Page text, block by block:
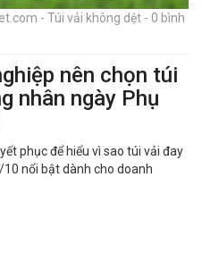
- Túi vải không dệt - 0 bình
nên chọn túi
nhân ngày Phụ
phục để hiểu vì sao túi vải đay
nổi bật dành cho doanh